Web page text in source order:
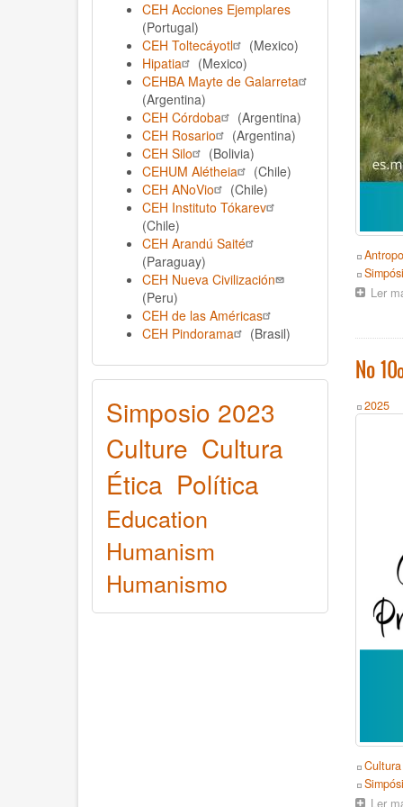
CEH Acciones Ejemplares
(Portugal)
CEH Toltecáyotl
(Mexico)
Hipatia
(Mexico)
CEHBA Mayte de Galarreta
(Argentina)
CEH Córdoba
(Argentina)
CEH Rosario
(Argentina)
CEH Silo
(Bolivia)
CEHUM Alétheia
(Chile)
CEH ANoVio
(Chile)
CEH Instituto Tókarev
(Chile)
CEH Arandú Saité
(Paraguay)
CEH Nueva Civilización
(Peru)
CEH de las Américas
CEH Pindorama
(Brasil)
Simposio 2023
Culture Cultura
Ética Política
Education
Humanism
Humanismo
Topics
Event
Ler
No
Year
2025
Topics
Cultura
Event
Ler